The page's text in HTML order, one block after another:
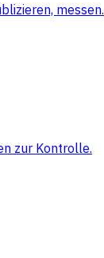
messen.
zur Kontrolle.